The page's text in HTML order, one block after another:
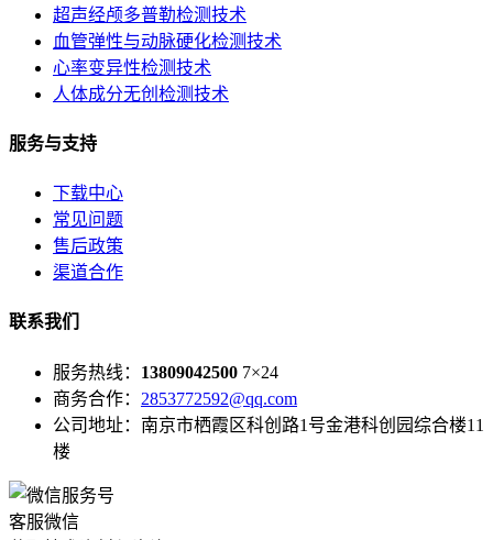
超声经颅多普勒检测技术
血管弹性与动脉硬化检测技术
心率变异性检测技术
人体成分无创检测技术
服务与支持
下载中心
常见问题
售后政策
渠道合作
联系我们
服务热线： 13809042500 7×24
商务合作： 2853772592@qq.com
公司地址：南京市栖霞区科创路1号金港科创园综合楼11
楼
客服微信